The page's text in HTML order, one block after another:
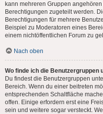
kann mehreren Gruppen
Berechtigungen zugeteilt werden.
Berechtigungen für mehrere
Beispiel zu Moderatoren eines
einem nichtöffentlichen Forum zu
Nach oben
Wo finde ich die Benutzergruppen
Du findest die Benutzergruppen
Bereich. Wenn du einer beitreten
entsprechenden Schaltfläche
offen. Einige erfordern erst eine
sein und weitere sogar versteckt.